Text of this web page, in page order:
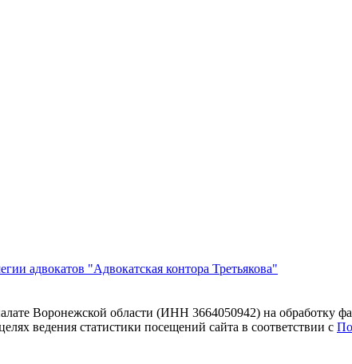
адвокатов "Адвокатская контора Третьякова"
Воронежской области (ИНН 3664050942) на обработку
ведения статистики посещений сайта в соответствии с